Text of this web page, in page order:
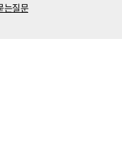
는질문